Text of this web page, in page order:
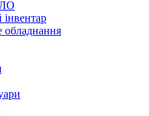
обладнання